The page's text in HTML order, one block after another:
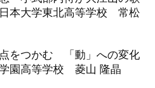
本大学東北高等学校 常松
つかむ 「動」への変化
学園高等学校 菱山 隆晶